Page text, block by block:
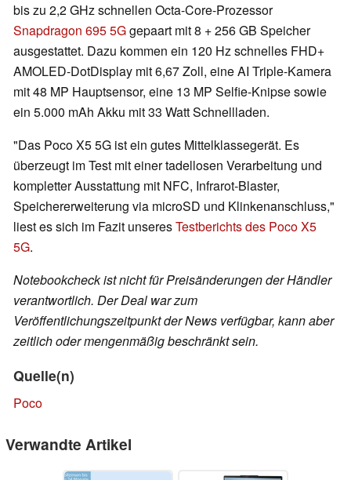
bis zu 2,2 GHz schnellen Octa-Core-Prozessor
Snapdragon 695 5Ggepaart mit 8 + 256 GB Speicher
ausgestattet. Dazu kommen ein 120 Hz schnelles FHD+
AMOLED-DotDisplay mit 6,67 Zoll, eine AI Triple-Kamera
mit 48 MP Hauptsensor, eine 13 MP Selfie-Knipse sowie
ein 5.000 mAh Akku mit 33 Watt Schnellladen.
"Das Poco X5 5G ist ein gutes Mittelklassegerät. Es
überzeugt im Test mit einer tadellosen Verarbeitung und
kompletter Ausstattung mit NFC, Infrarot-Blaster,
Speichererweiterung via microSD und Klinkenanschluss,"
liest es sich im Fazit unseresTestberichts des Poco X5
5G.
Notebookcheck ist nicht für Preisänderungen der Händler
verantwortlich. Der Deal war zum
Veröffentlichungszeitpunkt der News verfügbar, kann aber
zeitlich oder mengenmäßig beschränkt sein.
Quelle(n)
Poco
Verwandte Artikel